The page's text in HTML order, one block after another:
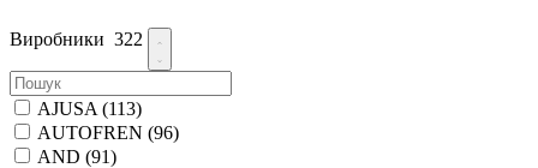
Виробники 322
AJUSA (113)
AUTOFREN (96)
AND (91)